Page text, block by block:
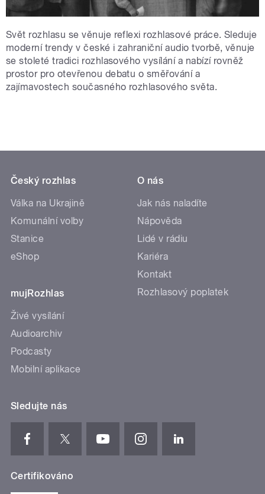
Svět rozhlasu se věnuje reflexi rozhlasové práce. Sleduje
moderní trendy v české i zahraniční audio tvorbě, věnuje
se stoleté tradici rozhlasového vysílání a nabízí rovněž
prostor pro otevřenou debatu o směřování a
zajímavostech současného rozhlasového světa.
Český rozhlas
Válka na Ukrajině
Komunální volby
Stanice
eShop
mujRozhlas
Živé vysílání
Audioarchiv
Podcasty
Mobilní aplikace
O nás
Jak nás naladíte
Nápověda
Lidé v rádiu
Kariéra
Kontakt
Rozhlasový poplatek
Sledujte nás
Certifikováno